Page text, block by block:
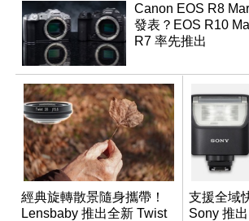
Canon EOS R8
發表？EOS R10
R7 率先推出
經典旋轉散景隨身攜帶！
Lensbaby 推出全新 Twist
支援全域
Sony 推